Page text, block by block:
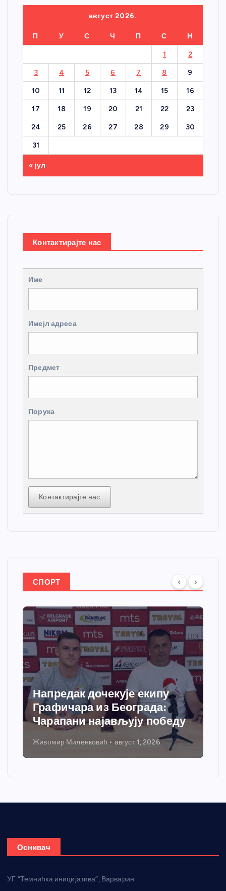
август 2026.
П У С Ч П С Н
1 2
3 4 5 6 7 8 9
10 11 12 13 14 15 16
17 18 19 20 21 22 23
24 25 26 27 28 29 30
31
« јул
Контактирајте нас
Име
Имејл адреса
Предмет
Порука
Контактирајте нас
СПОРТ
Напредак дочекује екипу
Графичара из Београда:
Чарапани најављују победу
Живомир Миленковић август 1, 2026
Оснивач
УГ “Темнићка иницијатива”, Варварин